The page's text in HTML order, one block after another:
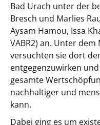
Bad Urach unter der
Bresch und Marlies
Aysam Hamou, Issa
VABR2) an. Unter
versuchten sie dort
entgegenzuwirken
gesamte
nachhaltiger und
kann.
Dabei ging es um